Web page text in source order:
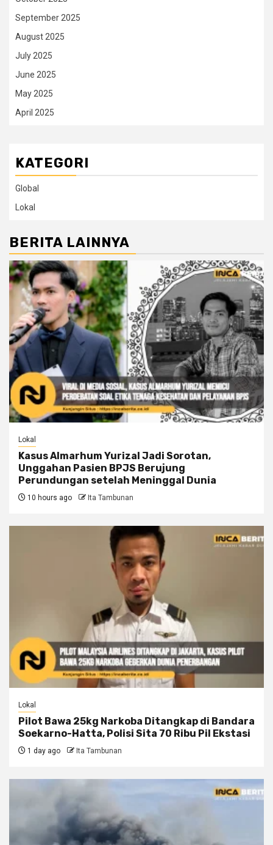
September 2025
August 2025
July 2025
June 2025
May 2025
April 2025
KATEGORI
Global
Lokal
BERITA LAINNYA
Lokal
Kasus Almarhum Yurizal Jadi Sorotan,
Unggahan Pasien BPJS Berujung
Perundungan setelah Meninggal Dunia
10 hours ago Ita Tambunan
Lokal
Pilot Bawa 25kg Narkoba Ditangkap di Bandara
Soekarno-Hatta, Polisi Sita 70 Ribu Pil Ekstasi
1 day ago Ita Tambunan